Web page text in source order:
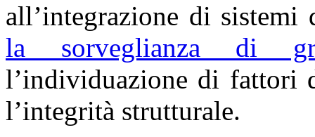
all’integrazione di
la sorveglianza di
l’individuazione di fattori
l’integrità strutturale.